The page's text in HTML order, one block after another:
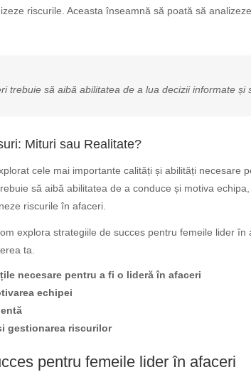
riscurile. Aceasta înseamnă să poată să
trebuie să aibă abilitatea de a lua decizii informate și
Mituri sau Realitate?
cele mai importante calități și abilități necesare
să aibă abilitatea de a conduce și motiva
riscurile în afaceri.
explora strategiile de succes pentru femeile lider în
ta.
necesare pentru a fi o lideră în afaceri
echipei
gestionarea riscurilor
pentru femeile lider în afaceri